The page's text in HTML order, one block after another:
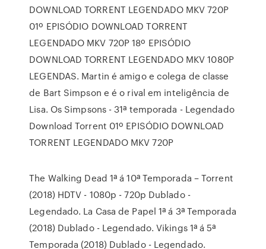
DOWNLOAD TORRENT LEGENDADO MKV 720P
01º EPISÓDIO DOWNLOAD TORRENT
LEGENDADO MKV 720P 18º EPISÓDIO
DOWNLOAD TORRENT LEGENDADO MKV 1080P
LEGENDAS. Martin é amigo e colega de classe
de Bart Simpson e é o rival em inteligência de
Lisa. Os Simpsons - 31ª temporada - Legendado
Download Torrent 01º EPISÓDIO DOWNLOAD
TORRENT LEGENDADO MKV 720P
The Walking Dead 1ª á 10ª Temporada – Torrent
(2018) HDTV - 1080p - 720p Dublado -
Legendado. La Casa de Papel 1ª á 3ª Temporada
(2018) Dublado - Legendado. Vikings 1ª á 5ª
Temporada (2018) Dublado - Legendado.